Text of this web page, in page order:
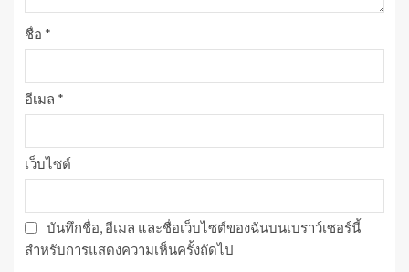
ชื่อ *
อีเมล *
เว็บไซต์
บันทึกชื่อ, อีเมล และชื่อเว็บไซต์ของฉันบนเบราว์เซอร์นี้
สำหรับการแสดงความเห็นครั้งถัดไป